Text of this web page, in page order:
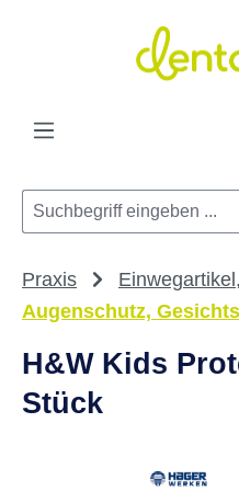
Zum Hauptinhalt springen
Praxis
Augenschutz,
H&W Kids
Stück